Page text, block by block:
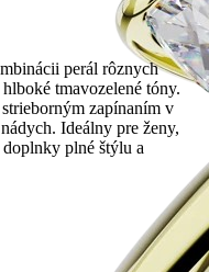
perál rôznych
tmavozelené tóny.
zapínaním v
Ideálny pre ženy,
plné štýlu a